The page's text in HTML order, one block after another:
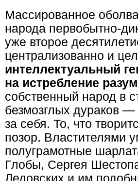
Массированное
народа первобытно-
уже второе
централизованно и
интеллектуальный
на истребление
собственный народ в
безмозглых дураков —
за себя. То, что
позор. Властителями
полуграмотные
Глобы, Сергея
Ледовских и им